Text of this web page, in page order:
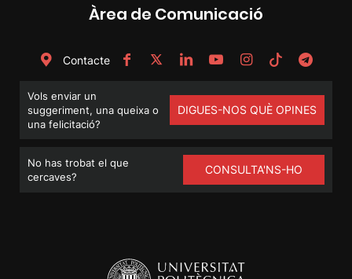
Àrea de Comunicació
Contacte
Vols enviar un
suggeriment, una queixa o
una felicitació?
DIGUES-NOS QUÈ OPINES
No has trobat el que
cercaves?
CONSULTA'NS-HO